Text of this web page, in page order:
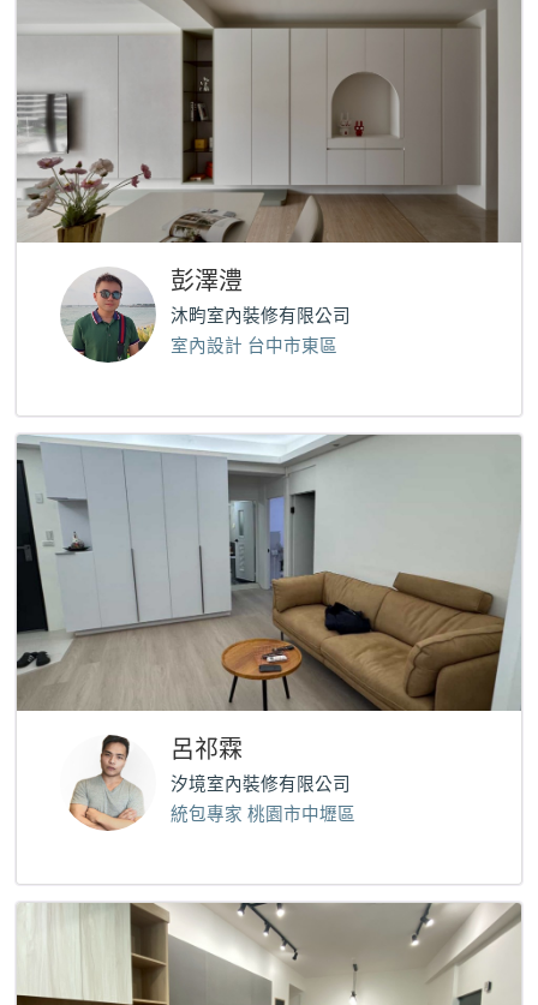
彭澤澧
沐畇室內裝修有限公司
室內設計 台中市東區
呂祁霖
汐境室內裝修有限公司
統包專家 桃園市中壢區